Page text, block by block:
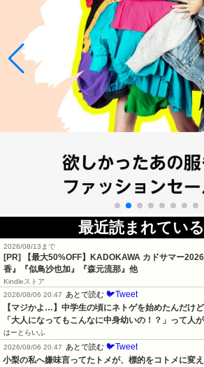
最近読まれてい
2026/08/13まで
[PR]
【最大50%OFF】KADOKAWA カドサマー
香』『似鳥沙也加』『森元流那』他
Kindleストア
2026/08/06 20:47
あとで読む 🐦Tweet
【マジかよ…】中学生の頃にネトゲを始めたんだけ
「大人になってもこんなに中身幼いの！？」って人
はーとらいふ
2026/08/06 20:47
あとで読む 🐦Tweet
小梨の私へ嫌味言ってたトメが、標的をコトメに変